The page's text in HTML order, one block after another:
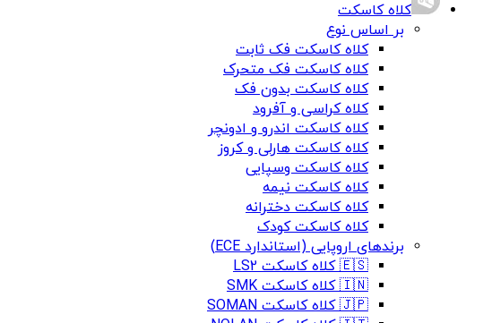
کلاه کاسکت
بر اساس نوع
کلاه کاسکت فک ثابت
کلاه کاسکت فک متحرک
کلاه کاسکت بدون فک
کلاه کراسی و آفرود
کلاه کاسکت اندرو و ادونچر
کلاه کاسکت هارلی و کروز
کلاه کاسکت وسپایی
کلاه کاسکت نیمه
کلاه کاسکت دخترانه
کلاه کاسکت کودک
برندهای اروپایی (استاندارد ECE)
🇪🇸 کلاه کاسکت LS2
🇮🇳 کلاه کاسکت SMK
🇯🇵 کلاه کاسکت SOMAN